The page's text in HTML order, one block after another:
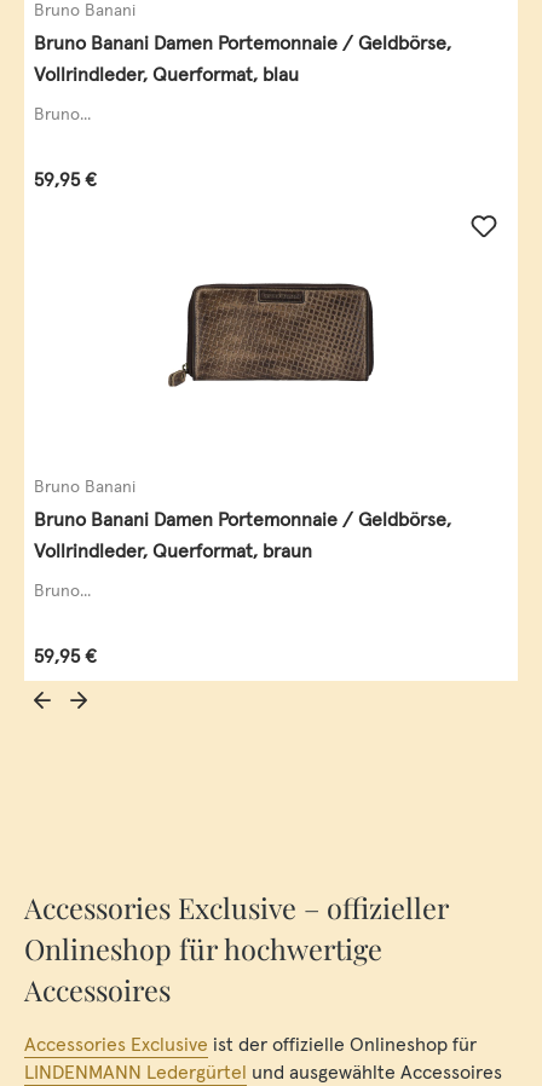
Bruno Banani
Bruno Banani Damen Portemonnaie / Geldbörse,
Vollrindleder, Querformat, blau
Bruno...
Regulärer Preis:
59,95 €
Bruno Banani
Bruno Banani Damen Portemonnaie / Geldbörse,
Vollrindleder, Querformat, braun
Bruno...
Regulärer Preis:
59,95 €
Accessories Exclusive – offizieller
Onlineshop für hochwertige
Accessoires
Accessories Exclusive ist der offizielle Onlineshop für
LINDENMANN Ledergürtel und ausgewählte Accessoires